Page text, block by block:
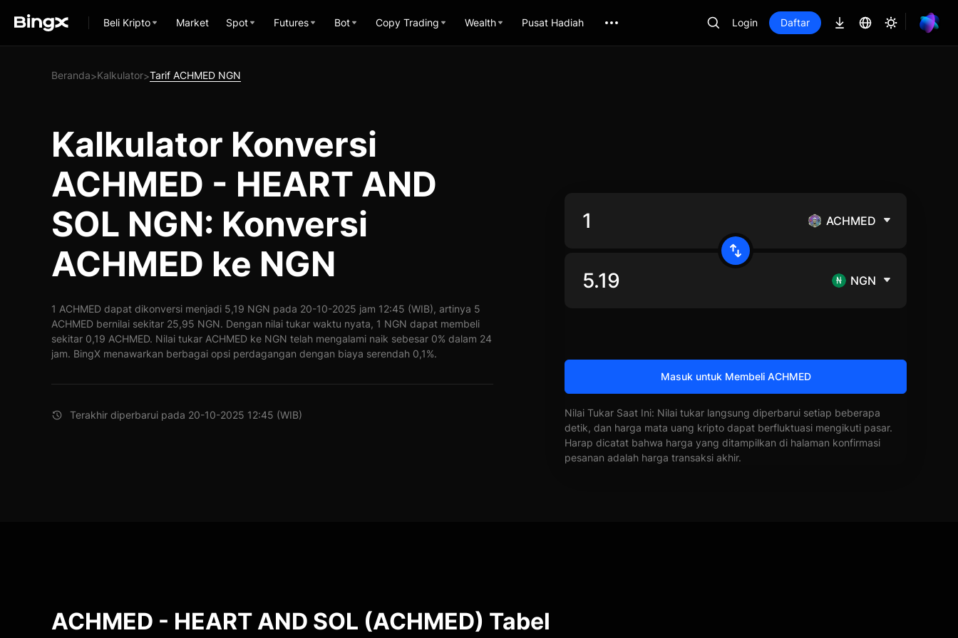
Beli Kripto Market Spot Futures Bot Copy Trading Wealth Pusat Hadiah Login Daftar
Beranda>Kalkulator>Tarif ACHMED NGN
Kalkulator Konversi
ACHMED - HEART AND
SOL NGN: Konversi
ACHMED ke NGN
1 ACHMED dapat dikonversi menjadi 5,19 NGN pada 20-10-2025 jam 12:45 (WIB), artinya 5
ACHMED bernilai sekitar 25,95 NGN. Dengan nilai tukar waktu nyata, 1 NGN dapat membeli
sekitar 0,19 ACHMED. Nilai tukar ACHMED ke NGN telah mengalami naik sebesar 0% dalam 24
jam. BingX menawarkan berbagai opsi perdagangan dengan biaya serendah 0,1%.
Terakhir diperbarui pada 20-10-2025 12:45 (WIB)
ACHMED
NGN
Masuk untuk Membeli ACHMED
Nilai Tukar Saat Ini: Nilai tukar langsung diperbarui setiap beberapa
detik, dan harga mata uang kripto dapat berfluktuasi mengikuti pasar.
Harap dicatat bahwa harga yang ditampilkan di halaman konfirmasi
pesanan adalah harga transaksi akhir.
ACHMED - HEART AND SOL (ACHMED) Tabel